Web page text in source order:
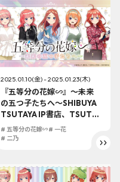
2025.01.10(金) - 2025.01.23(木)
『五等分の花嫁∽』～未来
の五つ子たちへ～SHIBUYA
TSUTAYA IP書店、TSUTAY
A EBISUBASHI 大阪IP書店
での発売が決定！大阪では
# 五等分の花嫁∽# 一花
# 二乃